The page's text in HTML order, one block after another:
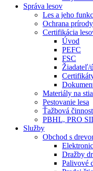
Správa lesov
Les a jeho
Ochrana prírody
Certifikácia
Úvod
PEFC
FSC
Žiadateľ/
Materiály na
Pestovanie lesa
Ťažbová
PBHL, PRO
Služby
Obchod s
Dražby
Palivové